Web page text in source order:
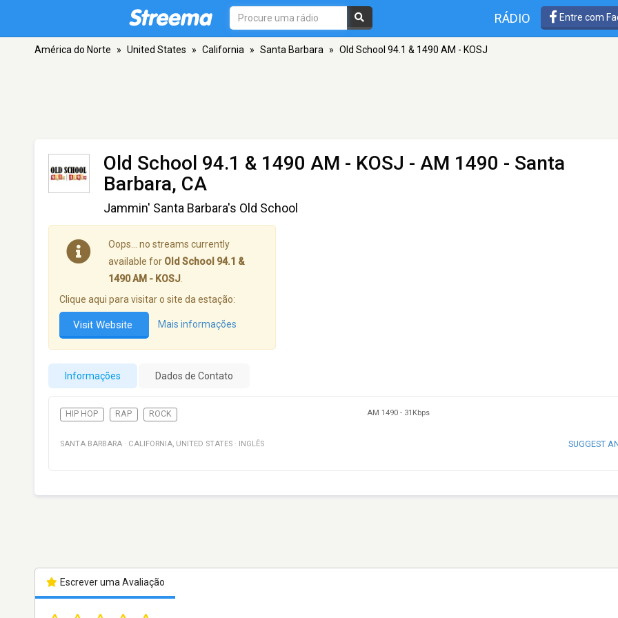
RÁDIO Entre com
América do Norte » United States » California » Santa Barbara » Old School 94.1 & 1490 AM - KOSJ
Old School 94.1 & 1490 AM - KOSJ - AM 1490 - Santa
Barbara, CA
Jammin' Santa Barbara's Old School
Oops… no streams currently
available for Old School 94.1 &
1490 AM - KOSJ
Clique aqui para visitar o site da estação:
Visit Website Mais informações
Informações Dados de Contato
HIP HOP RAP ROCK AM 1490 - 31Kbps
SANTA BARBARA · CALIFORNIA, UNITED STATES · INGLÊS SUGGEST
Escrever uma Avaliação